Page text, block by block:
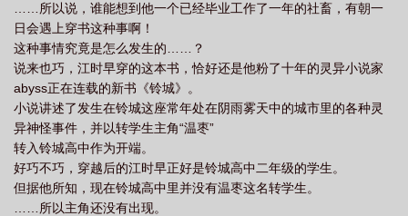
……所以说，谁能想到他一个已经毕业工作了一年的社畜，有朝一
日会遇上穿书这种事啊！
这种事情究竟是怎么发生的……？
说来也巧，江时早穿的这本书，恰好还是他粉了十年的灵异小说家
abyss正在连载的新书《铃城》。
小说讲述了发生在铃城这座常年处在阴雨雾天中的城市里的各种灵
异神怪事件，并以转学生主角“温枣”
转入铃城高中作为开端。
好巧不巧，穿越后的江时早正好是铃城高中二年级的学生。
但据他所知，现在铃城高中里并没有温枣这名转学生。
……所以主角还没有出现。